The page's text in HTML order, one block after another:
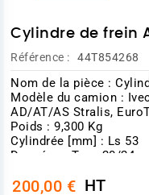
Cylindre de frein
Référence : 44T854268
Nom de la pièce :
Modèle du camion :
AD/AT/AS Stralis,
Poids : 9,300 Kg
Cylindrée [mm] : Ls 53
Données : Type 20/24
Taraudage/Filetage 2 :
200,00 € HT